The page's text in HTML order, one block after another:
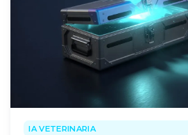
IA VETERINARIA